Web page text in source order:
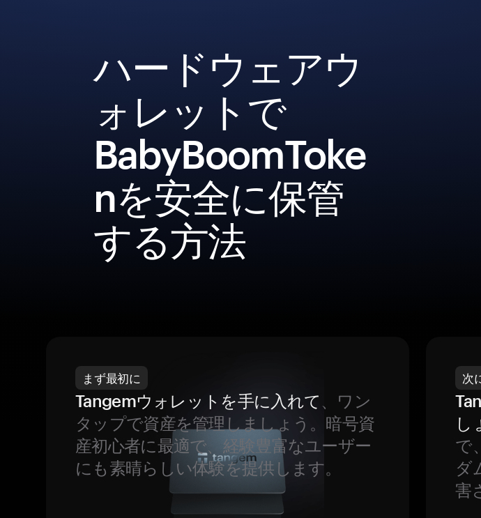
ハードウェアウ
ォレットで
BabyBoomToke
nを安全に保管
する方法
まず最初に
Tangemウォレットを手に入れて、ワン
タップで資産を管理しましょう。暗号資
産初心者に最適で、経験豊富なユーザー
にも素晴らしい体験を提供します。
次
し
で
ダ
害